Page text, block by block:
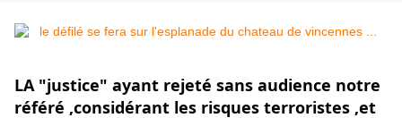
LA "justice" ayant rejeté sans audience notre
référé ,considérant les risques terroristes ,et